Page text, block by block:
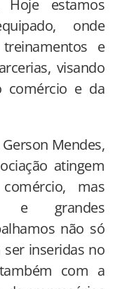
estamos
onde
e
visando
comércio e da
Mendes,
atingem
mas
e grandes
não só
inseridas no
com a